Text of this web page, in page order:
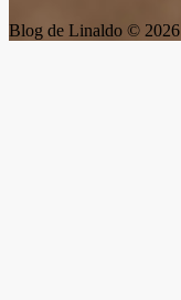
Blog de Linaldo © 2026